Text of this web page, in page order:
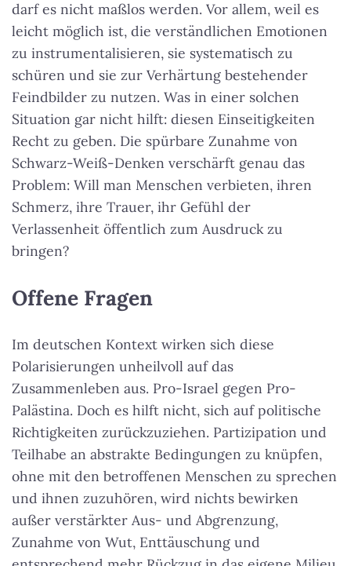
darf es nicht maßlos werden. Vor allem, weil es
leicht möglich ist, die verständlichen Emotionen
zu instrumentalisieren, sie systematisch zu
schüren und sie zur Verhärtung bestehender
Feindbilder zu nutzen. Was in einer solchen
Situation gar nicht hilft: diesen Einseitigkeiten
Recht zu geben. Die spürbare Zunahme von
Schwarz-Weiß-Denken verschärft genau das
Problem: Will man Menschen verbieten, ihren
Schmerz, ihre Trauer, ihr Gefühl der
Verlassenheit öffentlich zum Ausdruck zu
bringen?
Offene Fragen
Im deutschen Kontext wirken sich diese
Polarisierungen unheilvoll auf das
Zusammenleben aus. Pro-Israel gegen Pro-
Palästina. Doch es hilft nicht, sich auf politische
Richtigkeiten zurückzuziehen. Partizipation und
Teilhabe an abstrakte Bedingungen zu knüpfen,
ohne mit den betroffenen Menschen zu sprechen
und ihnen zuzuhören, wird nichts bewirken
außer verstärkter Aus- und Abgrenzung,
Zunahme von Wut, Enttäuschung und